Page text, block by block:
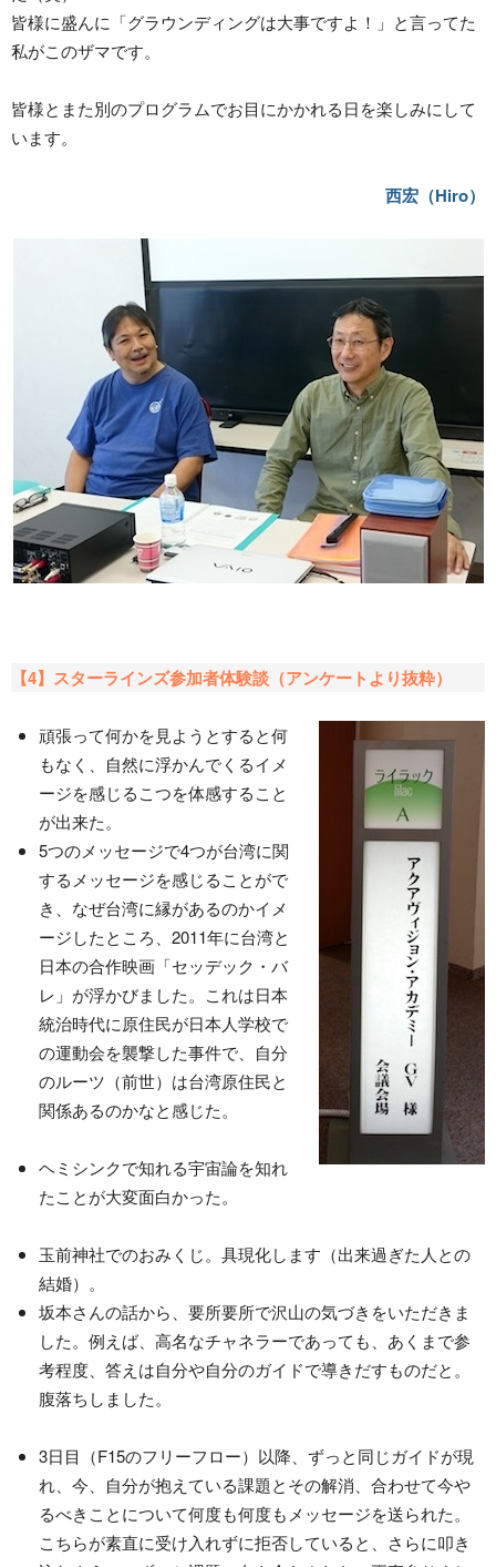
皆様に盛んに「グラウンディングは大事ですよ！」と言ってた
私がこのザマです。
皆様とまた別のプログラムでお目にかかれる日を楽しみにして
います。
西宏（Hiro）
【4】スターラインズ参加者体験談（アンケートより抜粋）
頑張って何かを見ようとすると何
もなく、自然に浮かんでくるイメ
ージを感じるこつを体感すること
が出来た。
5つのメッセージで4つが台湾に関
するメッセージを感じることがで
き、なぜ台湾に縁があるのかイメ
ージしたところ、2011年に台湾と
日本の合作映画「セッデック・バ
レ」が浮かびました。これは日本
統治時代に原住民が日本人学校で
の運動会を襲撃した事件で、自分
のルーツ（前世）は台湾原住民と
関係あるのかなと感じた。
ヘミシンクで知れる宇宙論を知れ
たことが大変面白かった。
玉前神社でのおみくじ。具現化します（出来過ぎた人との
結婚）。
坂本さんの話から、要所要所で沢山の気づきをいただきま
した。例えば、高名なチャネラーであっても、あくまで参
考程度、答えは自分や自分のガイドで導きだすものだと。
腹落ちしました。
3日目（F15のフリーフロー）以降、ずっと同じガイドが現
れ、今、自分が抱えている課題とその解消、合わせて今や
るべきことについて何度も何度もメッセージを送られた。
こちらが素直に受け入れずに拒否していると、さらに叩き